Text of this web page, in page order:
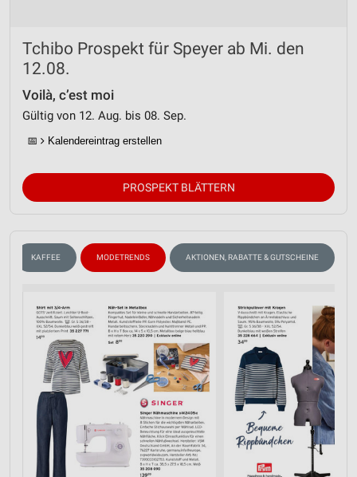
Tchibo Prospekt für Speyer ab Mi. den
12.08.
Voilà, c’est moi
Gültig von 12. Aug. bis 08. Sep.
📅 Kalendereintrag erstellen
PROSPEKT BLÄTTERN
KAFFEE MODETRENDS AKTIONEN, RABATTE & GUTSCHEINE